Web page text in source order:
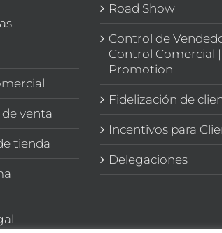
venta
tienda
Road Show
Control de
Control Comercial
Promotion
Fidelización de
Incentivos para
Delegaciones